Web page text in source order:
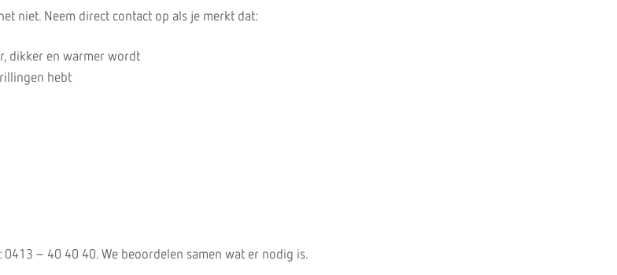
niet. Neem direct contact op als je merkt dat:
dikker en warmer wordt
hebt
– 40 40 40. We beoordelen samen wat er nodig is.